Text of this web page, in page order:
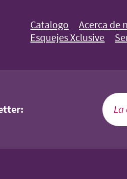
Catalogo Acerca de
Esquejes Xclusive